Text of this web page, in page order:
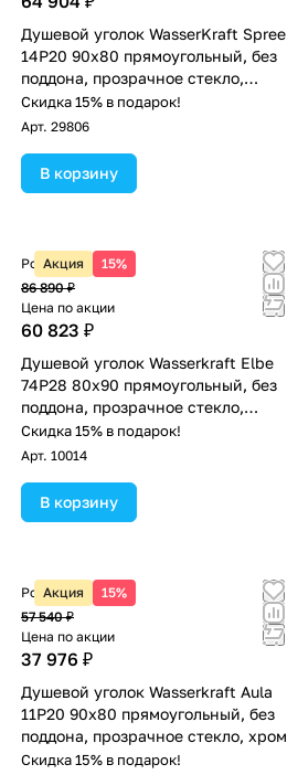
Душевой уголок WasserKraft Spree
14P20 90х80 прямоугольный, без
поддона, прозрачное стекло,
никель
Скидка 15% в подарок!
Арт. 29806
В корзину
Акция 15%
Розничная цена
86 890 ₽
Цена по акции
60 823 ₽
Душевой уголок Wasserkraft Elbe
74P28 80х90 прямоугольный, без
поддона, прозрачное стекло,
черный
Скидка 15% в подарок!
Арт. 10014
В корзину
Акция 15%
Розничная цена
57 540 ₽
Цена по акции
37 976 ₽
Душевой уголок Wasserkraft Aula
11P20 90х80 прямоугольный, без
поддона, прозрачное стекло, хром
Скидка 15% в подарок!